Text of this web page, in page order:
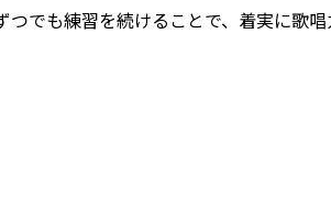
でも練習を続けることで、着実に歌